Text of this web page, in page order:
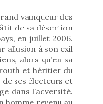
vainqueur des
de sa désertion
en juillet 2006.
allusion à son exil
alors qu’en sa
et héritier du
de ses électeurs et
dans l’adversité.
homme revenu au